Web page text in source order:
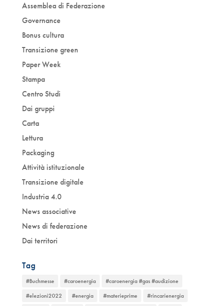
Assemblea di Federazione
Governance
Bonus cultura
Transizione green
Paper Week
Stampa
Centro Studi
Dai gruppi
Carta
Lettura
Packaging
Attività istituzionale
Transizione digitale
Industria 4.0
News associative
News di federazione
Dai territori
Tag
#Buchmesse #caroenergia
#caroenergia #gas #audizione
#elezioni2022
#energia #materieprime
#rincarienergia